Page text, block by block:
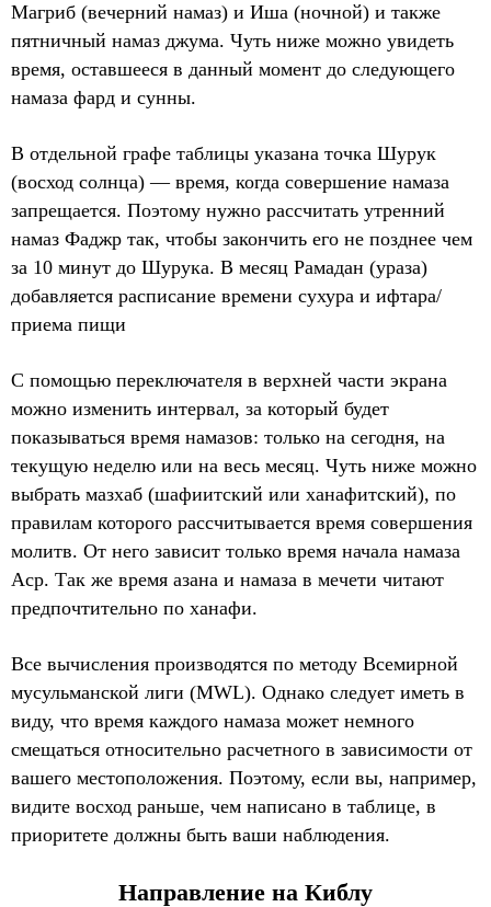
Магриб (вечерний намаз) и Иша (ночной) и также
пятничный намаз джума. Чуть ниже можно увидеть
время, оставшееся в данный момент до следующего
намаза фард и сунны.
В отдельной графе таблицы указана точка Шурук
(восход солнца) — время, когда совершение намаза
запрещается. Поэтому нужно рассчитать утренний
намаз Фаджр так, чтобы закончить его не позднее чем
за 10 минут до Шурука. В месяц Рамадан (ураза)
добавляется расписание времени сухура и ифтара/
приема пищи
С помощью переключателя в верхней части экрана
можно изменить интервал, за который будет
показываться время намазов: только на сегодня, на
текущую неделю или на весь месяц. Чуть ниже можно
выбрать мазхаб (шафиитский или ханафитский), по
правилам которого рассчитывается время совершения
молитв. От него зависит только время начала намаза
Аср. Так же время азана и намаза в мечети читают
предпочтительно по ханафи.
Все вычисления производятся по методу Всемирной
мусульманской лиги (MWL). Однако следует иметь в
виду, что время каждого намаза может немного
смещаться относительно расчетного в зависимости от
вашего местоположения. Поэтому, если вы, например,
видите восход раньше, чем написано в таблице, в
приоритете должны быть ваши наблюдения.
Направление на Киблу